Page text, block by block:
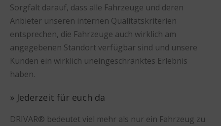
Sorgfalt darauf, dass alle Fahrzeuge und deren
Anbieter unseren internen Qualitätskriterien
entsprechen, die Fahrzeuge auch wirklich am
angegebenen Standort verfügbar sind und unsere
Kunden ein wirklich uneingeschränktes Erlebnis
haben.
» Jederzeit für euch da
DRIVAR® bedeutet viel mehr als nur ein Fahrzeug zu